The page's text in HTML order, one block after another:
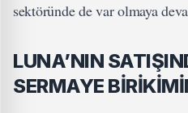
sektöründe de var olmaya
LUNA’NIN
SERMAYE